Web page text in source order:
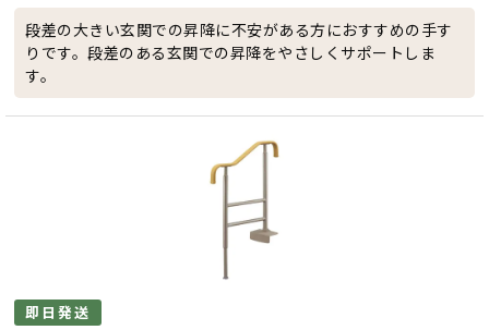
段差の大きい玄関での昇降に不安がある方におすすめの手す
りです。段差のある玄関での昇降をやさしくサポートしま
す。
即日発送